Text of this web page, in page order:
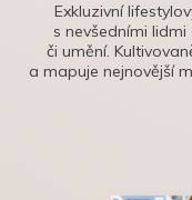
Exkluzivní
s nevšedními
či umění.
a mapuje nejnovější